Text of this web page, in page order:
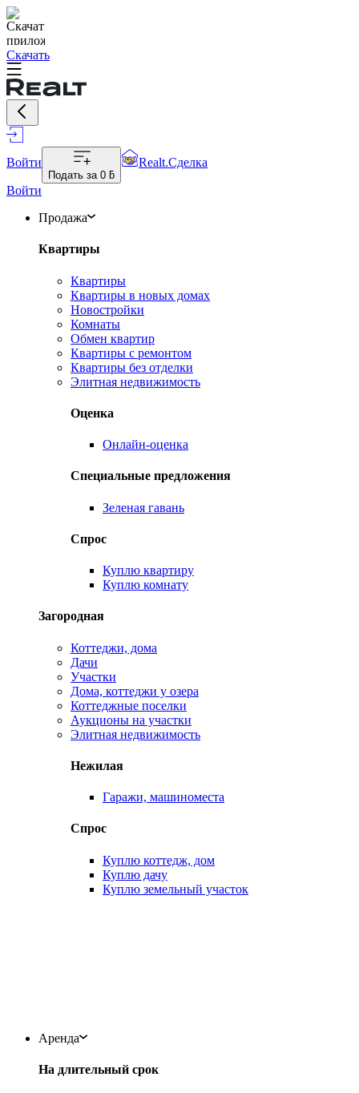
Скачать
Войти
Подать за 0 ƃ
Realt.Сделка
Войти
Продажа
Квартиры
Квартиры
Квартиры в новых домах
Новостройки
Комнаты
Обмен квартир
Квартиры с ремонтом
Квартиры без отделки
Элитная недвижимость
Оценка
Онлайн-оценка
Специальные предложения
Зеленая гавань
Спрос
Куплю квартиру
Куплю комнату
Загородная
Коттеджи, дома
Дачи
Участки
Дома, коттеджи у озера
Коттеджные поселки
Аукционы на участки
Элитная недвижимость
Нежилая
Гаражи, машиноместа
Спрос
Куплю коттедж, дом
Куплю дачу
Куплю земельный участок
Аренда
На длительный срок